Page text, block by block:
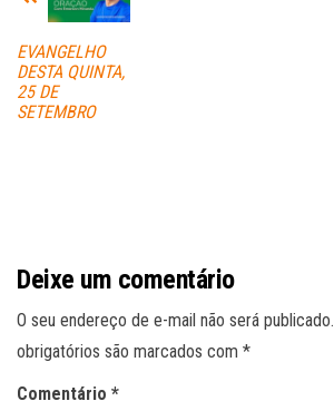
EVANGELHO
DESTA QUINTA,
25 DE
SETEMBRO
Deixe um comentário
O seu endereço de e-mail não será publicado.
obrigatórios são marcados com *
Comentário *